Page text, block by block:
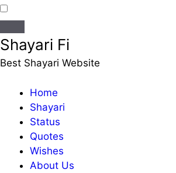
Shayari Fi
Best Shayari Website
Home
Shayari
Status
Quotes
Wishes
About Us